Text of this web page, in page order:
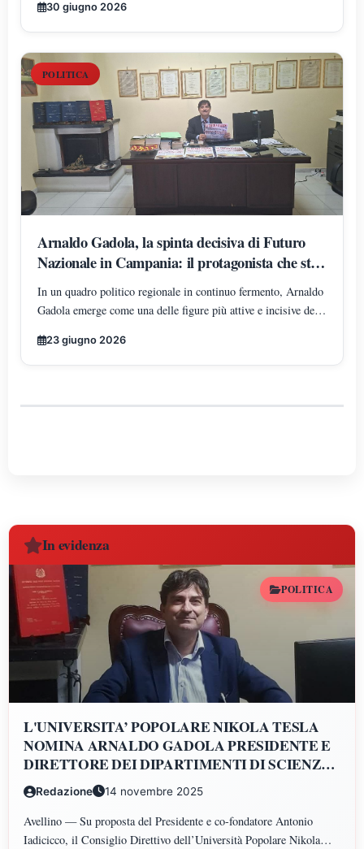
dell'espansione di Futuro Nazionale nella provincia di Caserta.
30 giugno 2026
POLITICA
Arnaldo Gadola, la spinta decisiva di Futuro
Nazionale in Campania: il protagonista che sta
ridisegnando gli equilibri territoriali
In un quadro politico regionale in continuo fermento, Arnaldo
Gadola emerge come una delle figure più attive e incisive del
modello di leadership territoriale determinata, strutturata e in
costante espansione.
23 giugno 2026
In evidenza
POLITICA
L'UNIVERSITA’ POPOLARE NIKOLA TESLA
NOMINA ARNALDO GADOLA PRESIDENTE E
DIRETTORE DEI DIPARTIMENTI DI SCIENZE
GIURIDICHE, ECONOMICHE, SCIENZE
POLITICHE, PSICOLOGIA, SCIENZE UMANE,
FILOSOFIA E PEDAGOGIA
Redazione 14 novembre 2025
Avellino — Su proposta del Presidente e co-fondatore Antonio
Iadicicco, il Consiglio Direttivo dell’Università Popolare Nikola